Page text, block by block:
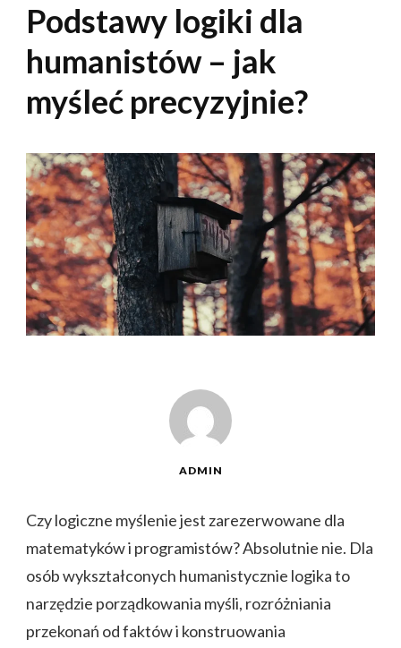
Podstawy logiki dla
humanistów – jak
myśleć precyzyjnie?
ADMIN
Czy logiczne myślenie jest zarezerwowane dla
matematyków i programistów? Absolutnie nie. Dla
osób wykształconych humanistycznie logika to
narzędzie porządkowania myśli, rozróżniania
przekonań od faktów i konstruowania